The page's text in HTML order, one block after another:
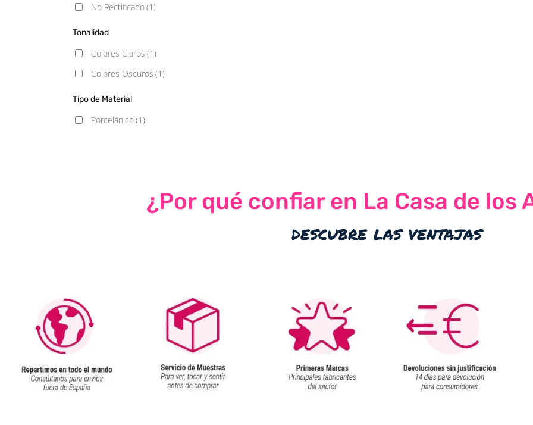
No Rectificado(1)
Tonalidad
Colores Claros (1)
Colores Oscuros (1)
Tipo de Material
Porcelánico(1)
¿Por qué confiar en La Casa de los
descubre las ventajas